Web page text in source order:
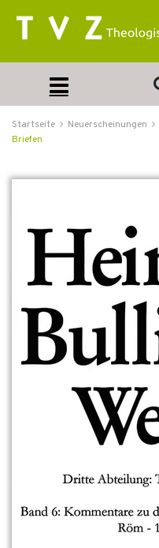
Startseite Neuerscheinungen
Briefen